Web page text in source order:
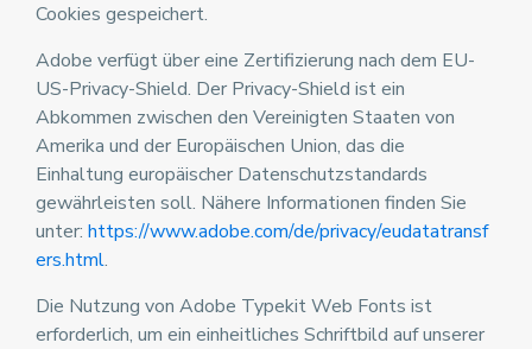
Cookies gespeichert.
Adobe verfügt über eine Zertifizierung nach dem EU-
US-Privacy-Shield. Der Privacy-Shield ist ein
Abkommen zwischen den Vereinigten Staaten von
Amerika und der Europäischen Union, das die
Einhaltung europäischer Datenschutzstandards
gewährleisten soll. Nähere Informationen finden Sie
unter: https://www.adobe.com/de/privacy/eudatatransf
ers.html.
Die Nutzung von Adobe Typekit Web Fonts ist
erforderlich, um ein einheitliches Schriftbild auf unserer